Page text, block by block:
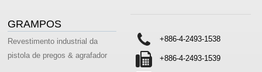
GRAMPOS
Revestimento industrial da
pistola de pregos & agrafador
+886-4-2493-1538
+886-4-2493-1539